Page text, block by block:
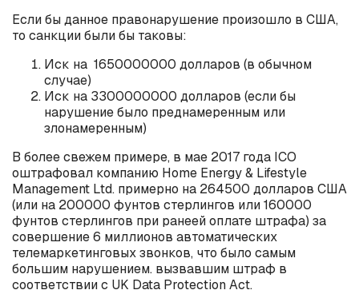
Если бы данное правонарушение произошло в США,
то санкции были бы таковы:
Иск на 1650000000 долларов (в обычном
случае)
Иск на 3300000000 долларов (если бы
нарушение было преднамеренным или
злонамеренным)
В более свежем примере, в мае 2017 года ICO
оштрафовал компанию Home Energy & Lifestyle
Management Ltd. примерно на 264500 долларов США
(или на 200000 фунтов стерлингов или 160000
фунтов стерлингов при ранеей оплате штрафа) за
совершение 6 миллионов автоматических
телемаркетинговых звонков, что было самым
большим нарушением. вызвавшим штраф в
соответствии с UK Data Protection Act.